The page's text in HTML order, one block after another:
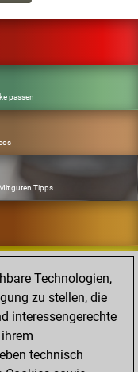
passen
guten Tipps
Technologien,
zu stellen, die
interessengerechte
technisch